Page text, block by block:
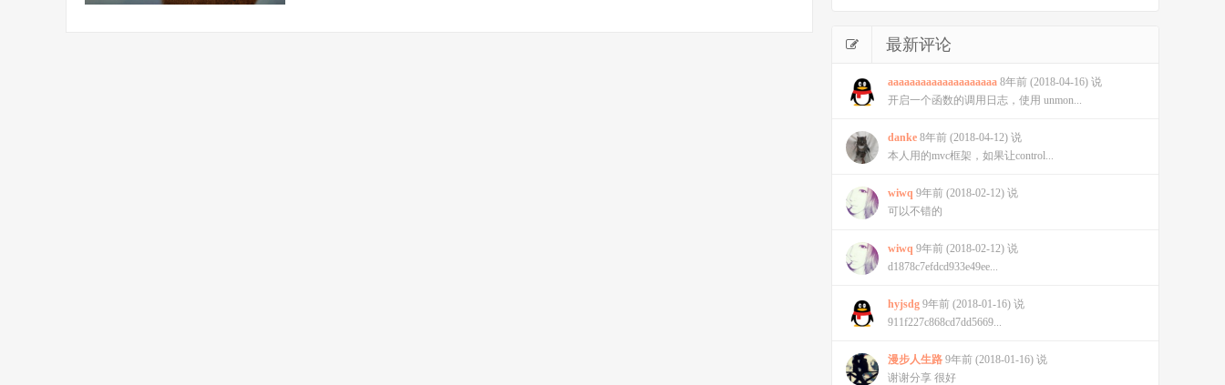
最新评论
aaaaaaaaaaaaaaaaaaaa 8年前 (2018-04-16) 说
开启一个函数的调用日志，使用 unmon...
danke 8年前 (2018-04-12) 说
本人用的mvc框架，如果让control...
wiwq 9年前 (2018-02-12) 说
可以不错的
wiwq 9年前 (2018-02-12) 说
d1878c7efdcd933e49ee...
hyjsdg 9年前 (2018-01-16) 说
911f227c868cd7dd5669...
漫步人生路 9年前 (2018-01-16) 说
谢谢分享 很好